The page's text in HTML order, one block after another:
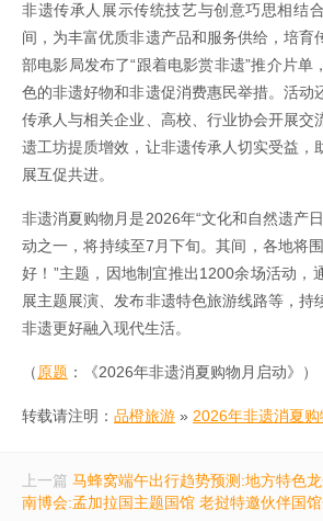
非遗传承人展示传统技艺与创意巧思相结
间，为丰富优质非遗产品和服务供给，培育
部电影局发布了“跟着电影赏非遗”推介片单
色的非遗好物和非遗促消费惠民举措。活动
传承人与相关企业、高校、行业协会开展交
遗工坊提质增效，让非遗传承人切实受益，
展互促共进。
非遗消夏购物月是2026年“文化和自然遗产
动之一，将持续至7月下旬。其间，各地将
好！”主题，因地制宜推出1200余场活动，
展主题展演、发布非遗特色旅游线路等，持
非遗更好融入现代生活。
（原题 ：《2026年非遗消夏购物月启动》）
转载请注明： 品橙旅游 » 2026年非遗消夏购
上一篇 马蜂窝端午出行趋势预测:地方特色
南博会:孟加拉国主题国馆 老挝特邀伙伴国